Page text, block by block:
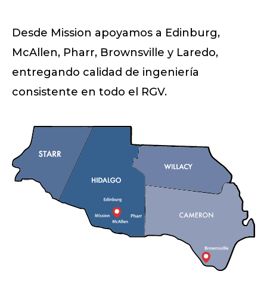
Desde Mission apoyamos a Edinburg,
McAllen, Pharr, Brownsville y Laredo,
entregando calidad de ingeniería
consistente en todo el RGV.